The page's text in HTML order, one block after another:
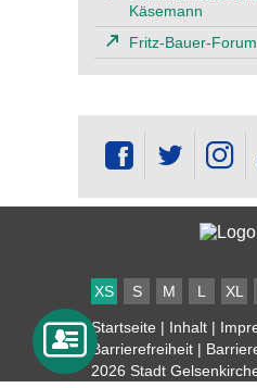
Käsemann
Fritz-Bauer-Forum
XS S M L XL
Startseite | Inhalt |
Barrierefreiheit |
2026 Stadt